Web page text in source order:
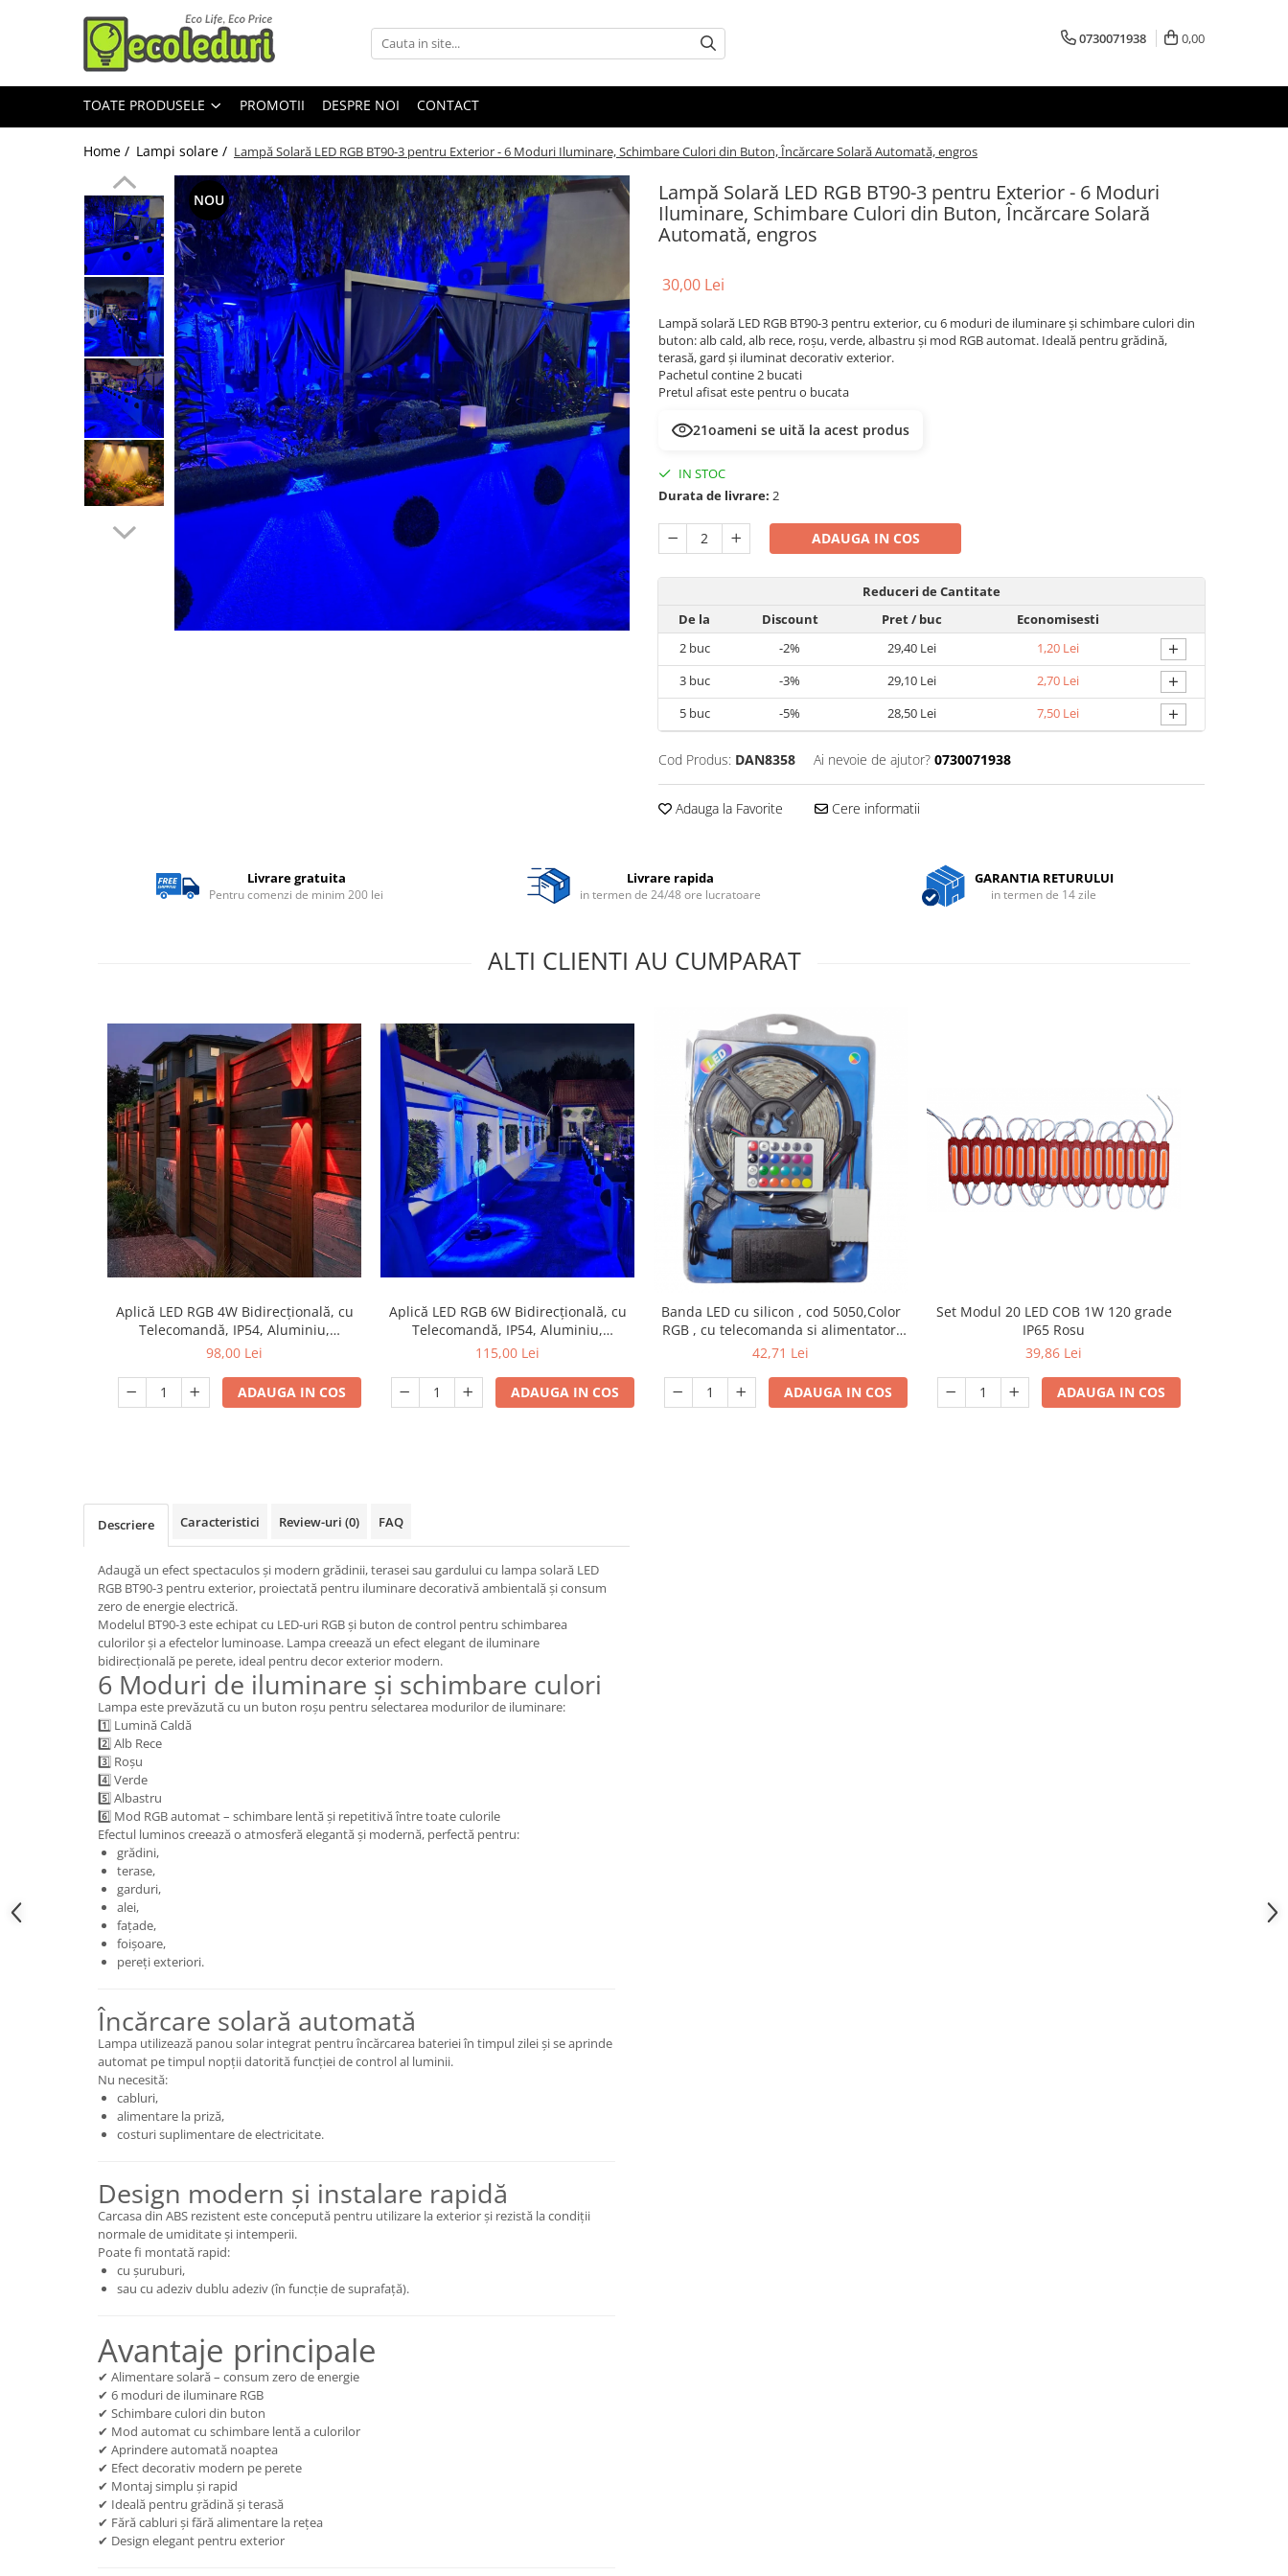
Toate Produsele
Surse de iluminat
Surse de iluminat
Bec Color led
Bec incandescent (Clasic)
Becuri Led
Becuri & lampi led cu fasung
Ghirlande luminoase
Modul Led pentru aplica
Tub Neon Fluorescent (Clasic)
Tub Neon LED
Lampi solare
Corpuri de iluminat
Corpuri de iluminat
Corpuri Led - industriale
Aplice si Plafoniere Led
Alimentatoare/Drivere
Bară alimentare nul
Cablu electric, canal cablu
Cap prelungitor
electrice/Morsete/reglete
Dulii/Dulie adaptor
Electrocasnice de mici dimensiuni
Triplu Stecher
Întrerupătoare/Comutatoare
Ştechere/Stecher adaptor
Ţeavă PVC
Corpuri Led lineare
Butuc yala,Broaste usa,Lacat
Tablou si sigurante electrice
Scule / utile / sonerii/ rulete
Scule / utile / sonerii/ rulete
Adezivi si benzi adezive
Chei , clesti , patenti
Cose / Coliere plastic
Pistoale de lipit si accesorii
taiat,accesorii pentru gaurit si
Accesorii camping
Conetica si conexiuni
Masina de facut gheata
Produse grele si voluminoase
0730071938 0,00
TOATE PRODUSELE PROMOTII DESPRE NOI CONTACT
Home / Lampi solare / Lampă Solară LED RGB BT90-3 pentru Exterior - 6 Moduri Iluminare, Schimbare Culori din Buton, Încărcare Solară Automată, engros
Lampă Solară LED RGB BT90-3 pentru Exterior - 6 Moduri
Iluminare, Schimbare Culori din Buton, Încărcare Solară
Automată, engros
NOU
30,00 Lei
Lampă solară LED RGB BT90-3 pentru exterior, cu 6 moduri de iluminare și schimbare culori din
buton: alb cald, alb rece, roșu, verde, albastru și mod RGB automat. Ideală pentru grădină,
terasă, gard și iluminat decorativ exterior.
Pachetul contine 2 bucati
Pretul afisat este pentru o bucata
21oameni se uită la acest produs
IN STOC
Durata de livrare: 2
ADAUGA IN COS
Reduceri de Cantitate
De la
Discount Pret/ buc
Economisesti
2buc -2% 29,40 Lei 1,20 Lei +
3buc -3% 29,10 Lei 2,70 Lei +
5buc -5% 28,50 Lei 7,50 Lei +
Cod Produs: DAN8358 Ai nevoie de ajutor? 0730071938
Adauga la Favorite Cere informatii
Livrare gratuita
Pentru comenzi de minim 200 lei
Livrare rapida
in termen de 24/48 ore lucratoare
GARANTIA RETURULUI
in termen de 14 zile
ALTI CLIENTI AU CUMPARAT
Aplică LED RGB 4W Bidirecțională, cu
Telecomandă, IP54, Aluminiu,
Exterior/Interior, Negru, engros
98,00 Lei
ADAUGA IN COS
Aplică LED RGB 6W Bidirecțională, cu
Telecomandă, IP54, Aluminiu,
Exterior/Interior, Negru, engros
115,00 Lei
ADAUGA IN COS
Banda LED cu silicon , cod 5050,Color
RGB , cu telecomanda si alimentator,
lungime 5 M
42,71 Lei
ADAUGA IN COS
Set Modul 20 LED COB 1W 120 grade
IP65 Rosu
39,86 Lei
ADAUGA IN COS
Descriere Caracteristici Review-uri (0) FAQ
Adaugă un efect spectaculos și modern grădinii, terasei sau gardului cu lampa solară LED
RGB BT90-3 pentru exterior, proiectată pentru iluminare decorativă ambientală și consum
zero de energie electrică.
Modelul BT90-3 este echipat cu LED-uri RGB și buton de control pentru schimbarea
culorilor și a efectelor luminoase. Lampa creează un efect elegant de iluminare
bidirecțională pe perete, ideal pentru decor exterior modern.
6 Moduri de iluminare și schimbare culori
Lampa este prevăzută cu un buton roșu pentru selectarea modurilor de iluminare:
1️⃣ Lumină Caldă
2️⃣ Alb Rece
3️⃣ Roșu
4️⃣ Verde
5️⃣ Albastru
6️⃣ Mod RGB automat – schimbare lentă și repetitivă între toate culorile
Efectul luminos creează o atmosferă elegantă și modernă, perfectă pentru:
grădini,
terase,
garduri,
alei,
fațade,
foișoare,
pereți exteriori.
Încărcare solară automată
Lampa utilizează panou solar integrat pentru încărcarea bateriei în timpul zilei și se aprinde
automat pe timpul nopții datorită funcției de control al luminii.
Nu necesită:
cabluri,
alimentare la priză,
costuri suplimentare de electricitate.
Design modern și instalare rapidă
Carcasa din ABS rezistent este concepută pentru utilizare la exterior și rezistă la condiții
normale de umiditate și intemperii.
Poate fi montată rapid:
cu șuruburi,
sau cu adeziv dublu adeziv (în funcție de suprafață).
Avantaje principale
✔ Alimentare solară – consum zero de energie
✔ 6 moduri de iluminare RGB
✔ Schimbare culori din buton
✔ Mod automat cu schimbare lentă a culorilor
✔ Aprindere automată noaptea
✔ Efect decorativ modern pe perete
✔ Montaj simplu și rapid
✔ Ideală pentru grădină și terasă
✔ Fără cabluri și fără alimentare la rețea
✔ Design elegant pentru exterior